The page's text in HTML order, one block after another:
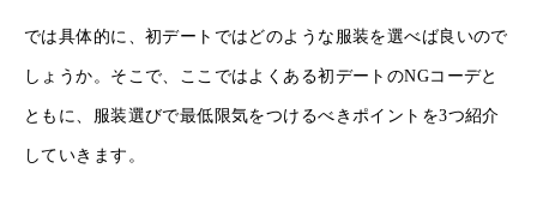
では具体的に、初デートではどのような服装を選べば良いので
しょうか。そこで、ここではよくある初デートのNGコーデと
ともに、服装選びで最低限気をつけるべきポイントを3つ紹介
していきます。